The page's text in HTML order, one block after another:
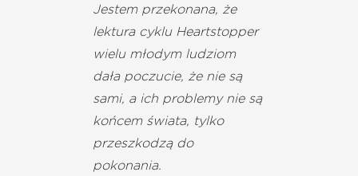
Jestem przekonana, że
lektura cyklu Heartstopper
wielu młodym ludziom
dała poczucie, że nie są
sami, a ich problemy nie są
końcem świata, tylko
przeszkodzą do
pokonania.